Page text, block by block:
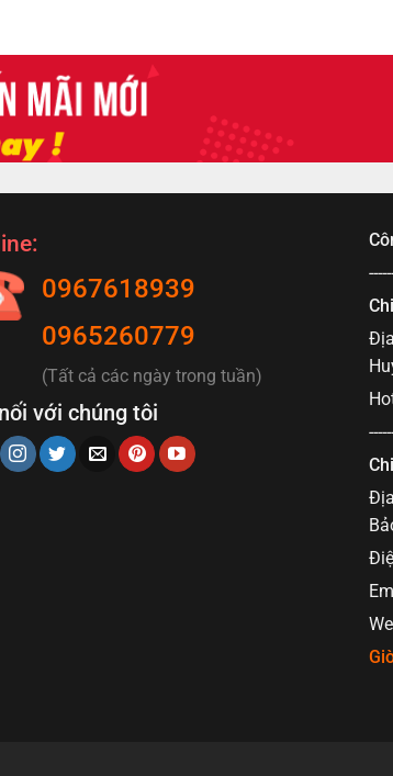
0967618939
0965260779
(Tất cả các ngày trong tuần)
với chúng tôi